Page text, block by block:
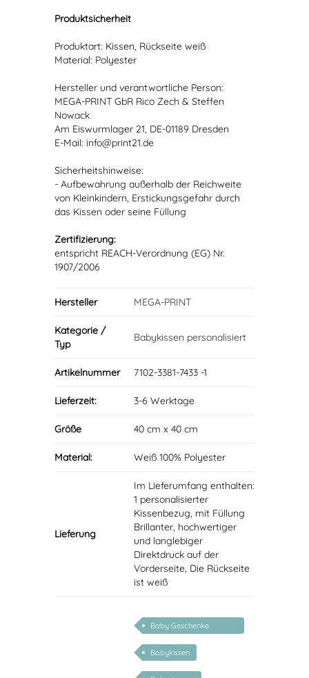
Produktsicherheit
Produktart: Kissen, Rückseite weiß
Material: Polyester
Hersteller und verantwortliche Person:
MEGA-PRINT GbR Rico Zech & Steffen
Nowack
Am Eiswurmlager 21, DE-01189 Dresden
E-Mail: info@print21.de
Sicherheitshinweise:
- Aufbewahrung außerhalb der Reichweite
von Kleinkindern, Erstickungsgefahr durch
das Kissen oder seine Füllung
Zertifizierung:
entspricht REACH-Verordnung (EG) Nr.
1907/2006
Hersteller MEGA-PRINT
Kategorie /
Typ
Babykissen personalisiert
Artikelnummer 7102-3381-7433 -1
Lieferzeit: 3-6 Werktage
Größe 40 cm x 40 cm
Material: Weiß 100% Polyester
Lieferung
Im Lieferumfang enthalten:
1 personalisierter
Kissenbezug, mit Füllung
Brillanter, hochwertiger
und langlebiger
Direktdruck auf der
Vorderseite, Die Rückseite
ist weiß
Baby Geschenke
personalisierbar
Babykissen